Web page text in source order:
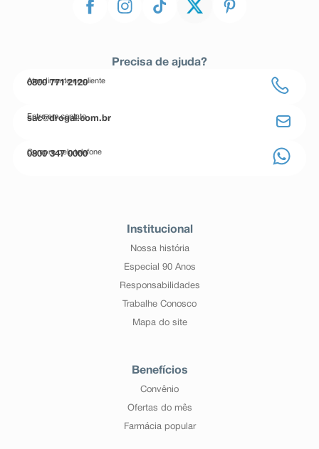
Precisa de ajuda?
Atendimento ao cliente
0800 771 2120
Entre em contato
sac@drogal.com.br
Compre pelo telefone
0800 347 0000
Institucional
Nossa história
Especial 90 Anos
Responsabilidades
Trabalhe Conosco
Mapa do site
Benefícios
Convênio
Ofertas do mês
Farmácia popular